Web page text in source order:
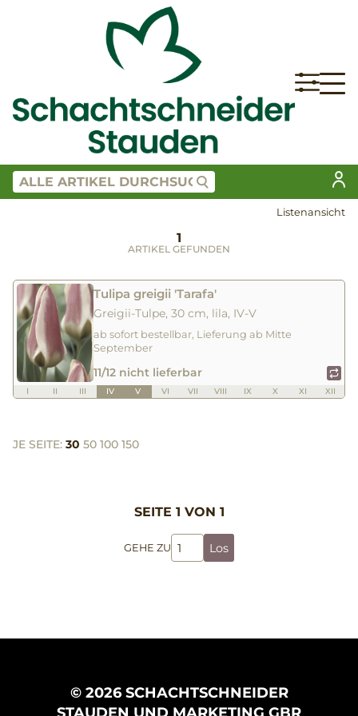
Listenansicht
1
ARTIKEL GEFUNDEN
Tulipa greigii 'Tarafa'
Greigii-Tulpe, 30 cm, lila, IV-V
ab sofort bestellbar, Lieferung ab Mitte
September
11/12 nicht lieferbar
I II III IV V VI VII VIII IX X XI XII
JE SEITE: 30 50 100 150
SEITE 1 VON 1
GEHE ZU Los
© 2026 SCHACHTSCHNEIDER